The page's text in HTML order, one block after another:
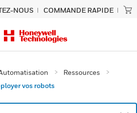
NOUS COMMANDE RAPIDE
Ressources
vos robots